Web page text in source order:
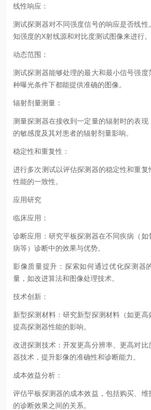
线性响应：
测试探测器对不同强度信号的响应是否线性
知强度的X射线源和对比度测试图像来进行
动态范围：
测试探测器能够处理的最大和最小信号强度
种曝光条件下都能提供准确的图像。
辐射剂量测量：
测量探测器在接收到一定量的辐射时的表
的敏感度及其对患者的辐射剂量影响。
稳定性和重复性：
进行多次测试以评估探测器的稳定性和重复
性能的一致性。
应用研究
临床应用：
诊断应用：研究平板探测器在不同疾病（
病等）诊断中的效果与优势。
影像质量提升：探索如何通过优化探测器
量，如改进算法和图像处理技术。
技术创新：
新型探测材料：研究新型探测材料（如更
提高探测器性能的影响。
改进探测技术：开发更高分辨率、更高对比
器技术，提升影像的准确性和诊断能力。
成本效益分析：
评估平板探测器的成本效益，包括购买、维
的诊断效果之间的关系。